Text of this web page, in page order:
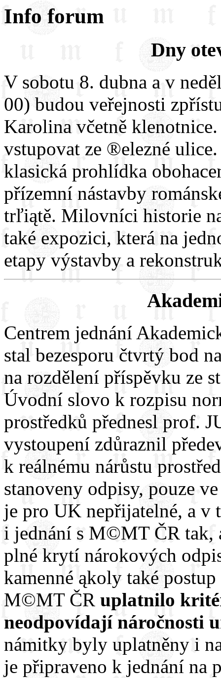
Info forum
Dny
V sobotu 8. dubna a v
00) budou veřejnosti
Karolina včetně
vstupovat ze ®elezné
klasická prohlídka
přízemní nástavby
trľiątě. Milovníci historie
také expozici, která na
etapy výstavby a
Centrem jednání
stal bezesporu čtvrtý bod
na rozdělení příspěvku ze
Úvodní slovo k rozpisu
prostředků přednesl prof.
vystoupení zdůraznil
k reálnému nárůstu
stanoveny odpisy, pouze
je pro UK nepřijatelné, a v
i jednání s M©MT ČR tak,
plné krytí nárokových
kamenné ąkoly také
M©MT ČR uplatnilo
neodpovídají náročnosti
námitky byly uplatněny i
je připraveno k jednání na